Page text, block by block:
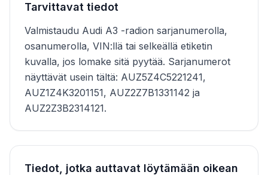
Tarvittavat tiedot
Valmistaudu Audi A3 -radion sarjanumerolla,
osanumerolla, VIN:llä tai selkeällä etiketin
kuvalla, jos lomake sitä pyytää. Sarjanumerot
näyttävät usein tältä: AUZ5Z4C5221241,
AUZ1Z4K3201151, AUZ2Z7B1331142 ja
AUZ2Z3B2314121.
Tiedot, jotka auttavat löytämään oikean